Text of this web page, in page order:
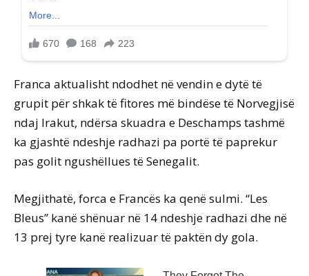
Franca aktualisht ndodhet në vendin e dytë të
grupit për shkak të fitores më bindëse të Norvegjisë
ndaj Irakut, ndërsa skuadra e Deschamps tashmë
ka gjashtë ndeshje radhazi pa portë të paprekur
pas golit ngushëllues të Senegalit.
Megjithatë, forca e Francës ka qenë sulmi. “Les
Bleus” kanë shënuar në 14 ndeshje radhazi dhe në
13 prej tyre kanë realizuar të paktën dy gola.